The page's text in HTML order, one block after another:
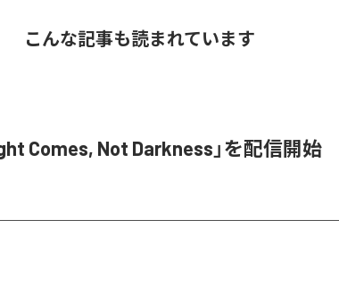
こんな記事も読まれています
Comes, Not Darkness」を配信開始